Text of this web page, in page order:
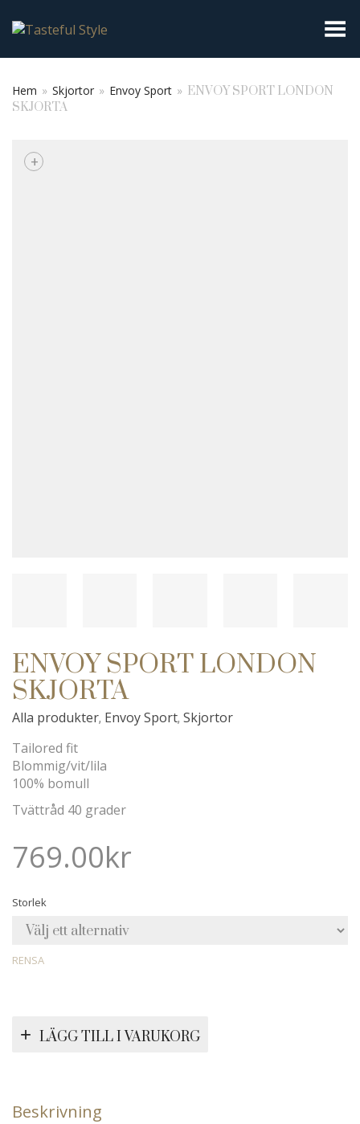
Toggla meny
Hem » Skjortor » Envoy Sport » ENVOY SPORT LONDON
SKJORTA
+
ENVOY SPORT LONDON
SKJORTA
Alla produkter, Envoy Sport, Skjortor
Tailored fit
Blommig/vit/lila
100% bomull
Tvättråd 40 grader
769.00kr
Storlek
RENSA
LÄGG TILL I VARUKORG
Beskrivning